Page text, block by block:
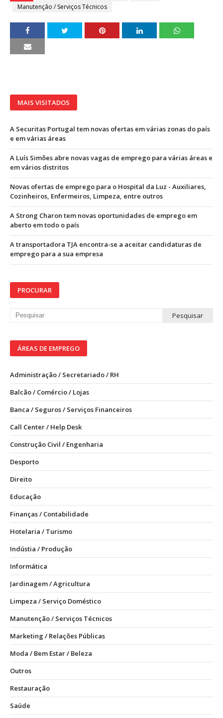
Manutenção / Serviços Técnicos
MAIS VISITADOS
A Securitas Portugal tem novas ofertas em várias zonas do país
e em várias áreas
A Luís Simões abre novas vagas de emprego para várias áreas e
em vários distritos
Novas ofertas de emprego para o Hospital da Luz - Auxiliares,
Cozinheiros, Enfermeiros, Limpeza, entre outros
A Strong Charon tem novas oportunidades de emprego em
aberto em todo o país
A transportadora TJA encontra-se a aceitar candidaturas de
emprego para a sua empresa
PROCURAR
ÁREAS DE EMPREGO
Administração / Secretariado / RH
Balcão / Comércio / Lojas
Banca / Seguros / Serviços Financeiros
Call Center / Help Desk
Construção Civil / Engenharia
Desporto
Direito
Educação
Finanças / Contabilidade
Hotelaria / Turismo
Indústia / Produção
Informática
Jardinagem / Agricultura
Limpeza / Serviço Doméstico
Manutenção / Serviços Técnicos
Marketing / Relações Públicas
Moda / Bem Estar / Beleza
Outros
Restauração
Saúde